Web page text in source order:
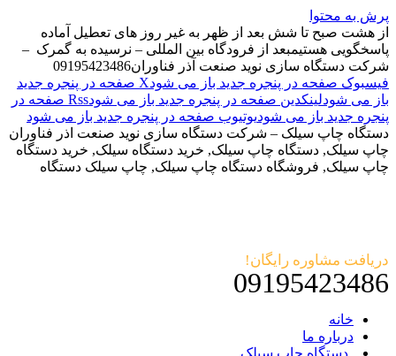
پرش به محتوا
از هشت صبح تا شش بعد از ظهر به غیر روز های تعطیل آماده
پاسخگویی هستیمبعد از فرودگاه بین المللی – نرسیده به گمرک –
شرکت دستگاه سازی نوید صنعت آذر فناوران09195423486
فیسبوک صفحه در پنجره جدید باز می شود
X صفحه در پنجره جدید
باز می شودلینکدین صفحه در پنجره جدید باز می شود
Rss صفحه در
پنجره جدید باز می شودیوتیوب صفحه در پنجره جدید باز می شود
دستگاه چاپ سیلک – شرکت دستگاه سازی نوید صنعت اذر فناوران
چاپ سیلک, دستگاه چاپ سیلک, خرید دستگاه سیلک, خرید دستگاه
چاپ سیلک, فروشگاه دستگاه چاپ سیلک, چاپ سیلک دستگاه
دریافت مشاوره رایگان!
09195423486
خانه
درباره ما
دستگاه چاپ سیلک